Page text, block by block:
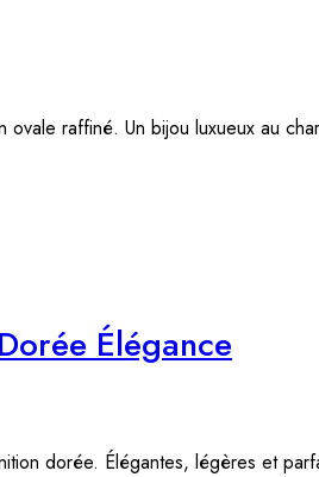
raffiné. Un bijou luxueux au
Élégance
dorée. Élégantes, légères et